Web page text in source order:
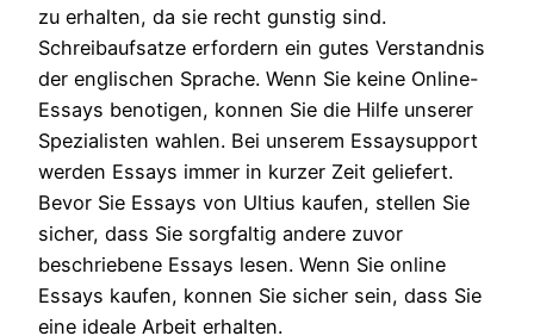
zu erhalten, da sie recht gunstig sind.
Schreibaufsatze erfordern ein gutes Verstandnis
der englischen Sprache. Wenn Sie keine Online-
Essays benotigen, konnen Sie die Hilfe unserer
Spezialisten wahlen. Bei unserem Essaysupport
werden Essays immer in kurzer Zeit geliefert.
Bevor Sie Essays von Ultius kaufen, stellen Sie
sicher, dass Sie sorgfaltig andere zuvor
beschriebene Essays lesen. Wenn Sie online
Essays kaufen, konnen Sie sicher sein, dass Sie
eine ideale Arbeit erhalten.